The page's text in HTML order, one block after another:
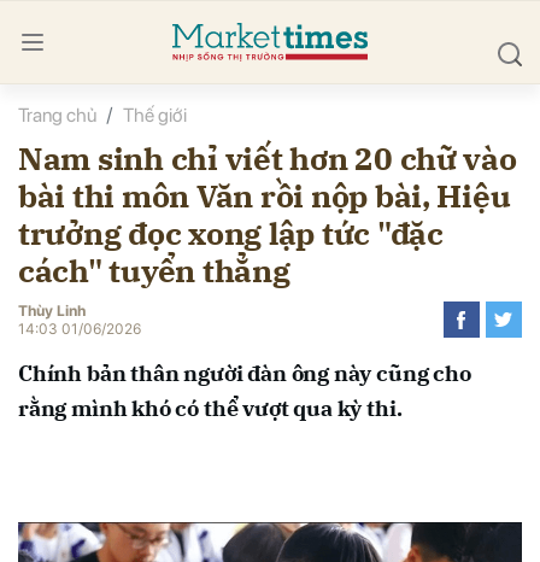
Trang chủ Thế giới
Nam sinh chỉ viết hơn 20 chữ vào
bài thi môn Văn rồi nộp bài, Hiệu
trưởng đọc xong lập tức "đặc
cách" tuyển thẳng
Thùy Linh
14:03 01/06/2026
Chính bản thân người đàn ông này cũng cho
rằng mình khó có thể vượt qua kỳ thi.
luận